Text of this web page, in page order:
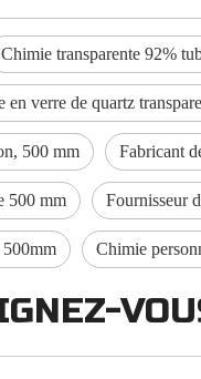
Chimie transparente 92%
en verre de quartz
500 mm Fabricant
500 mm Fournisseur
500mm Chimie